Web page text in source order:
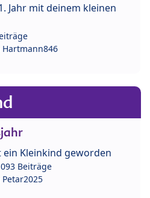
Jahr mit deinem kleinen
Hartmann846
ein Kleinkind geworden
Beiträge
Petar2025